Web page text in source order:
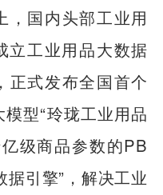
，国内头部工业用
立工业用品大数据
正式发布全国首个
型“玲珑工业用品
级商品参数的PB
据引擎”，解决工业